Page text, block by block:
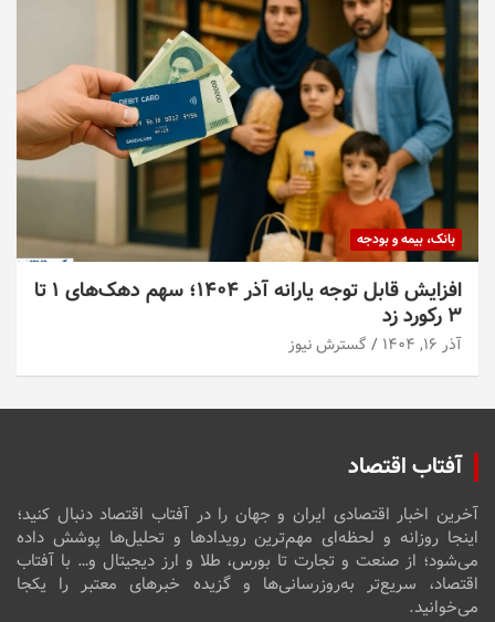
بانک، بیمه و بودجه
افزایش قابل توجه یارانه آذر ۱۴۰۴؛ سهم دهک‌های ۱ تا
۳ رکورد زد
آذر ۱۶, ۱۴۰۴ گسترش نیوز
آفتاب اقتصاد
آخرین اخبار اقتصادی ایران و جهان را در آفتاب اقتصاد دنبال کنید؛
اینجا روزانه و لحظه‌ای مهم‌ترین رویدادها و تحلیل‌ها پوشش داده
می‌شود؛ از صنعت و تجارت تا بورس، طلا و ارز دیجیتال و… با آفتاب
اقتصاد، سریع‌تر به‌روزرسانی‌ها و گزیده خبرهای معتبر را یکجا
می‌خوانید.